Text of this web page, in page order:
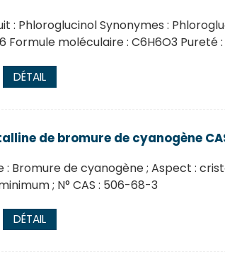
: Phloroglucinol Synonymes :
Formule moléculaire : C6H6O3 Pureté
DÉTAIL
de bromure de cyanogène
: Bromure de cyanogène ; Aspect :
; N° CAS : 506-68-3
DÉTAIL